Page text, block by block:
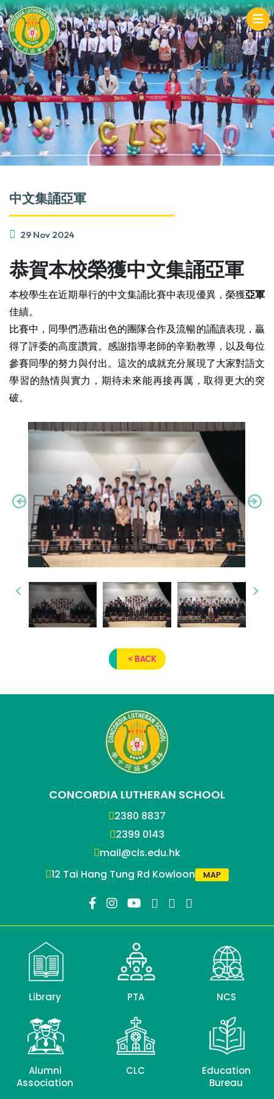
中文集誦亞軍
29 Nov 2024
恭賀本校榮獲中文集誦亞軍
本校學生在近期舉行的中文集誦比賽中表現優異，榮獲亞軍
佳績。
比賽中，同學們憑藉出色的團隊合作及流暢的誦讀表現，贏
得了評委的高度讚賞。感謝指導老師的辛勤教導，以及每位
參賽同學的努力與付出。這次的成就充分展現了大家對語文
學習的熱情與實力，期待未來能再接再厲，取得更大的突
破。
< BACK
CONCORDIA LUTHERAN SCHOOL
2380 8837
2399 0143
mail@cls.edu.hk
12 Tai Hang Tung Rd Kowloon
MAP
Library PTA NCS
Alumni
Association
CLC
Education
Bureau